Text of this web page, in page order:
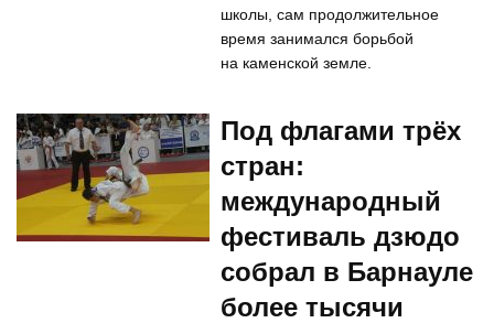
школы, сам продолжительное
время занимался борьбой
на каменской земле.
Под флагами трёх
стран:
международный
фестиваль дзюдо
собрал в Барнауле
более тысячи